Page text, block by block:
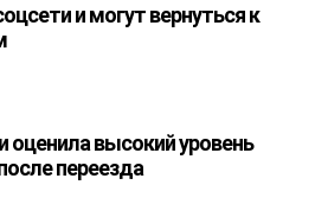
и могут вернуться к
высокий уровень
переезда